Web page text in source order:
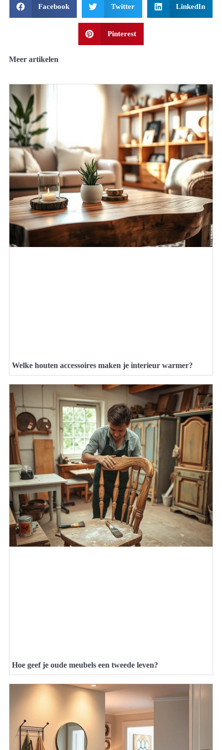
Facebook Twitter LinkedIn
Pinterest
Meer artikelen
Welke houten accessoires maken je interieur warmer?
Hoe geef je oude meubels een tweede leven?